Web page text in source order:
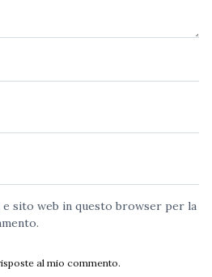
e sito web in questo browser per la
al mio commento.